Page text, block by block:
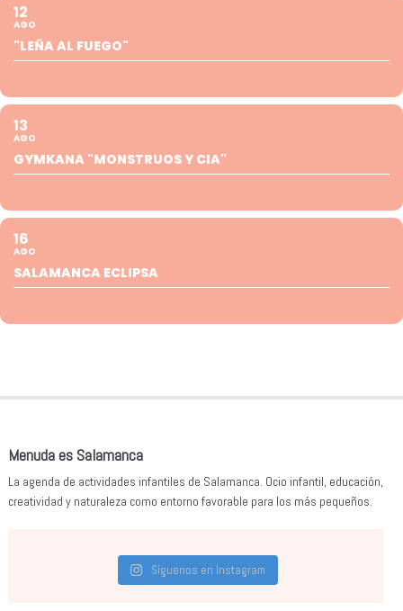
12
AGO
"LEÑA AL FUEGO"
13
AGO
GYMKANA "MONSTRUOS Y CIA"
16
AGO
SALAMANCA ECLIPSA
Menuda es Salamanca
La agenda de actividades infantiles de Salamanca. Ocio infantil, educación,
creatividad y naturaleza como entorno favorable para los más pequeños.
Síguenos en Instagram